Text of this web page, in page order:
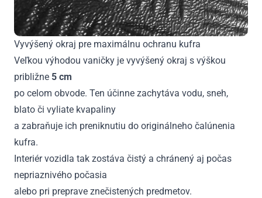
Vyvýšený okraj pre maximálnu ochranu kufra
Veľkou výhodou vaničky je vyvýšený okraj s výškou
približne 5 cm
po celom obvode. Ten účinne zachytáva vodu, sneh,
blato či vyliate kvapaliny
a zabraňuje ich preniknutiu do originálneho čalúnenia
kufra.
Interiér vozidla tak zostáva čistý a chránený aj počas
nepriaznivého počasia
alebo pri preprave znečistených predmetov.